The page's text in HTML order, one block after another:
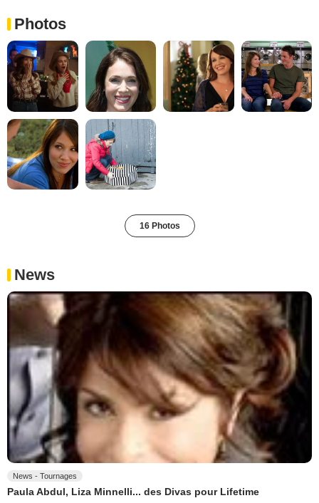
Photos
16 Photos
News
News - Tournages
Paula Abdul, Liza Minnelli... des Divas pour Lifetime